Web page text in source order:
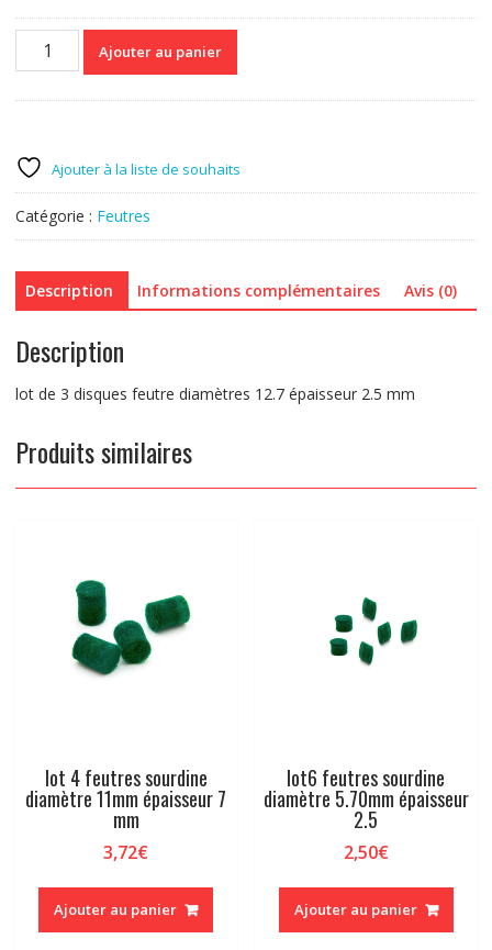
quantité
disques
feutre
diamètres
2.5
mm
Ajouter au panier
Ajouter à la liste de souhaits
Catégorie : Feutres
Description Informations complémentaires Avis (0)
Description
lot de 3 disques feutre diamètres 12.7 épaisseur 2.5 mm
Produits similaires
lot 4 feutres sourdine
diamètre 11mm épaisseur 7
mm
3,72€
Ajouter au panier
lot6 feutres sourdine
diamètre 5.70mm épaisseur
2.5
2,50€
Ajouter au panier